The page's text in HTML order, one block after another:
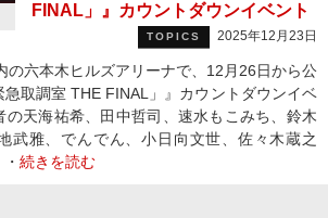
FINAL」』カウントダウンイベント
TOPICS 2025年12月23日
六本木ヒルズアリーナで、12月26日から公
急取調室 THE FINAL」』カウントダウンイベ
の天海祐希、田中哲司、速水もこみち、鈴木
武雅、でんでん、小日向文世、佐々木蔵之
続きを読む